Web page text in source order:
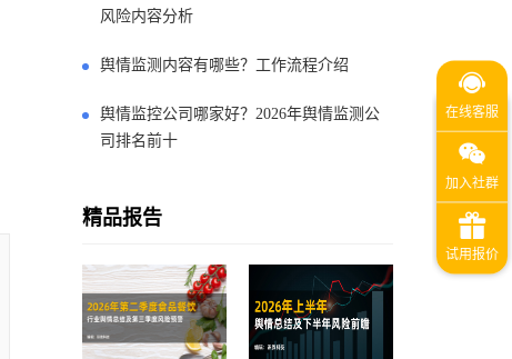
风险内容分析
舆情监测内容有哪些？工作流程介绍
舆情监控公司哪家好？2026年舆情监测公
司排名前十
精品报告